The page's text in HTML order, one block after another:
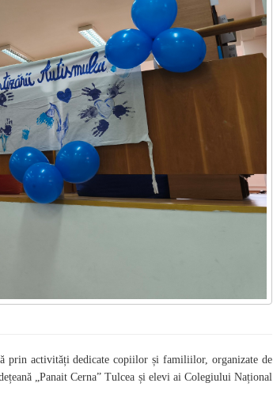
prin activități dedicate copiilor și familiilor, organizate de
„Panait Cerna” Tulcea și elevi ai Colegiului Național